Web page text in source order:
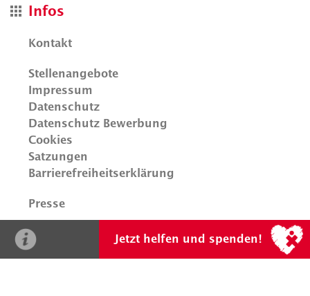
Infos
Kontakt
Stellenangebote
Impressum
Datenschutz
Datenschutz Bewerbung
Cookies
Satzungen
Barrierefreiheitserklärung
Presse
Newsletter
Fragen? Gerne!
herz@stiftung-
kinderherz.de
Jetzt helfen und spenden!